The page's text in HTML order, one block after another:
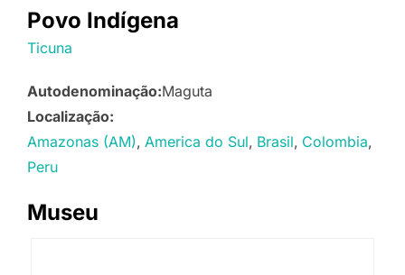
Povo Indígena
Ticuna
Autodenominação:Maguta
Localização:
Amazonas (AM) America do Sul Brasil Colombia
Peru
Museu